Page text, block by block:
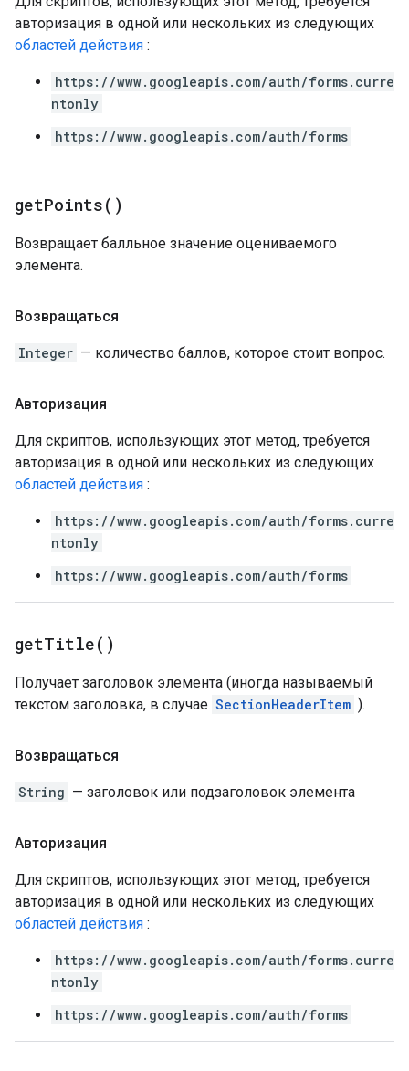
авторизация в одной или нескольких из следующих
областей действия :
https://www.googleapis.com/auth/forms.curre
ntonly
https://www.googleapis.com/auth/forms
getPoints( )
Возвращает балльное значение оцениваемого
элемента.
Возвращаться
Integer — количество баллов, которое стоит вопрос.
Авторизация
Для скриптов, использующих этот метод, требуется
авторизация в одной или нескольких из следующих
областей действия :
https://www.googleapis.com/auth/forms.curre
ntonly
https://www.googleapis.com/auth/forms
getTitle( )
Получает заголовок элемента (иногда называемый
текстом заголовка, в случае SectionHeaderItem ).
Возвращаться
String — заголовок или подзаголовок элемента
Авторизация
Для скриптов, использующих этот метод, требуется
авторизация в одной или нескольких из следующих
областей действия :
https://www.googleapis.com/auth/forms.curre
ntonly
https://www.googleapis.com/auth/forms